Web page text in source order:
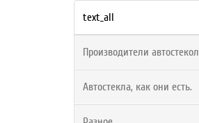
text_all
Производители автостекол
Автостекла, как они есть.